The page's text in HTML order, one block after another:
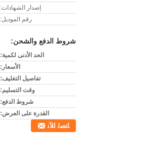
إصدار الشهادات:
رقم الموديل:
شروط الدفع والشحن:
الحد الأدنى لكمية:
الأسعار:
تفاصيل التغليف:
وقت التسليم:
شروط الدفع:
القدرة على العرض:
ﺎﺘﺼﻟ ﺍﻶﻧ